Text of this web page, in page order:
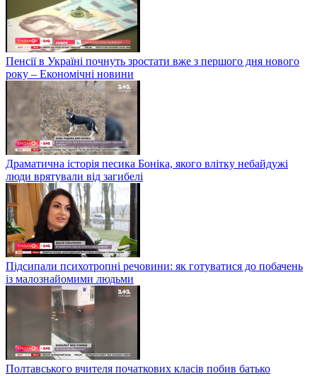
Пенсії в Україні почнуть зростати вже з першого дня нового
року – Економічні новини
Драматична історія песика Боніка, якого влітку небайдужі
люди врятували від загибелі
Підсипали психотропні речовини: як готуватися до побачень
із малознайомими людьми
Полтавського вчителя початкових класів побив батько